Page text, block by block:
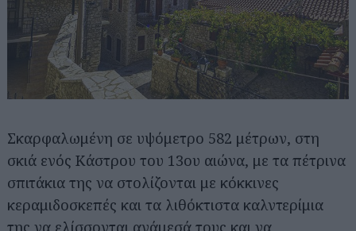
Σκαρφαλωμένη σε υψόμετρο 582 μέτρων, στη
σκιά ενός Κάστρου του 13ου αιώνα, με τα πέτρινα
σπιτάκια της να στολίζονται με κόκκινες
κεραμιδοσκεπές και τα λιθόκτιστα καλντερίμια
της να ελίσσονται ανάμεσά τους και να